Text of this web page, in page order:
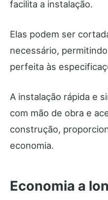
facilita a instalação.
Elas podem ser
necessário,
perfeita às
A instalação rápida e
com mão de obra e
construção,
economia.
Economia a